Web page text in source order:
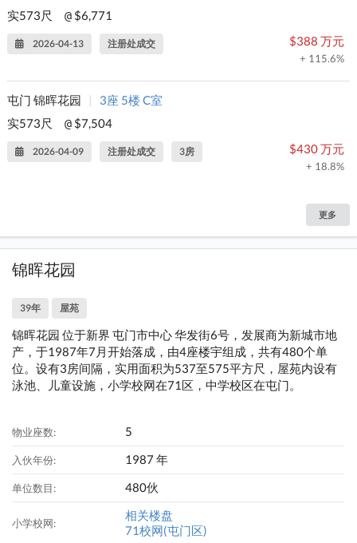
实573尺 @ $6,771
2026-04-13 注册处成交 $388 万元
+ 115.6%
屯门 锦晖花园 |
3座 5楼 C室
实573尺
@ $7,504
2026-04-09 注册处成交 3房 $430 万元
+ 18.8%
更多
锦晖花园
39年 屋苑
锦晖花园 位于新界 屯门市中心 华发街6号，发展商为新城市地
产，于1987年7月开始落成，由4座楼宇组成，共有480个单
位。设有3房间隔，实用面积为537至575平方尺，屋苑内设有
泳池、儿童设施，小学校网在71区，中学校区在屯门。
物业座数: 5
入伙年份: 1987 年
单位数目: 480伙
小学校网:
相关楼盘
71校网(屯门区)